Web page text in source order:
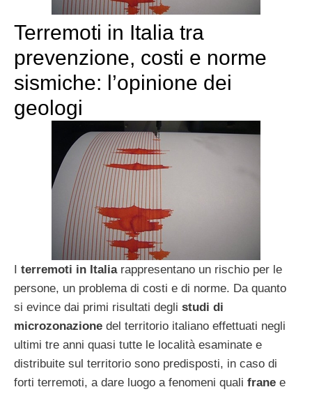
Terremoti in Italia tra
prevenzione, costi e norme
sismiche: l’opinione dei
geologi
I terremoti in Italiarappresentano un rischio per le
persone, un problema di costi e di norme. Da quanto
si evince dai primi risultati degli studi di
microzonazione del territorio italiano effettuati negli
ultimi tre anni quasi tutte le località esaminate e
distribuite sul territorio sono predisposti, in caso di
forti terremoti, a dare luogo a fenomeni quali frane e